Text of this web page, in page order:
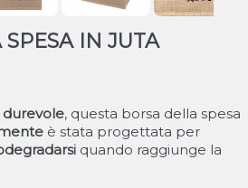
SPESA IN JUTA
durevole, questa borsa della spesa
è stata progettata per
quando raggiunge la